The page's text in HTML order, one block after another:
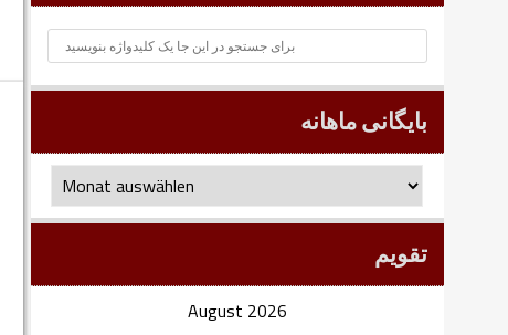
بایگانی ماهانه
بایگانی
ماهانه
تقویم
August 2026